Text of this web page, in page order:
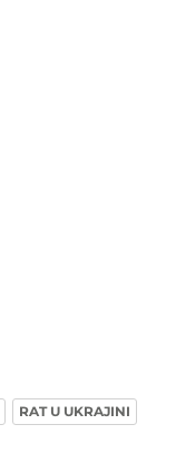
RAT U UKRAJINI